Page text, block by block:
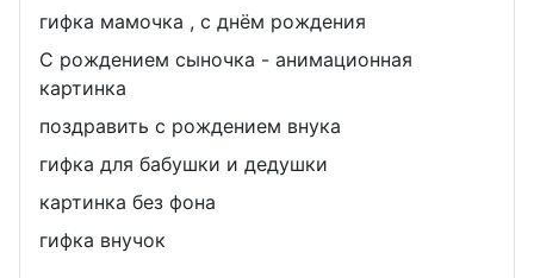
гифка мамочка , с днём рождения
С рождением сыночка - анимационная
картинка
поздравить с рождением внука
гифка для бабушки и дедушки
картинка без фона
гифка внучок